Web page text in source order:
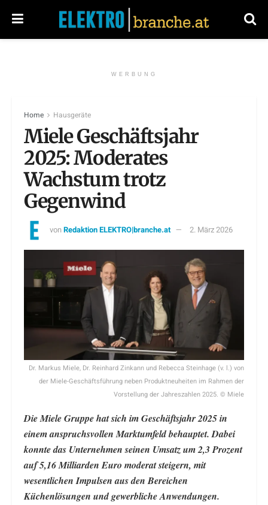
WERBUNG
Home Hausgeräte
Miele Geschäftsjahr
2025: Moderates
Wachstum trotz
Gegenwind
vonRedaktion ELEKTRO|branche.at 2. März 2026
Dr. Markus Miele, Dr. Reinhard Zinkann und Rebecca Steinhage (v. l.) von
der Miele-Geschäftsführung neben Produktneuheiten im Rahmen der
Vorstellung der Jahreszahlen 2025. © Miele
Die Miele Gruppe hat sich im Geschäftsjahr 2025 in
einem anspruchsvollen Marktumfeld behauptet. Dabei
konnte das Unternehmen seinen Umsatz um 2,3 Prozent
auf 5,16 Milliarden Euro moderat steigern, mit
wesentlichen Impulsen aus den Bereichen
Küchenlösungen und gewerbliche Anwendungen.